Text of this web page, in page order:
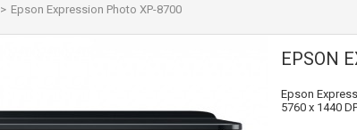
> Epson Expression Photo XP-8700
EPSON
Epson
5760 x 1440